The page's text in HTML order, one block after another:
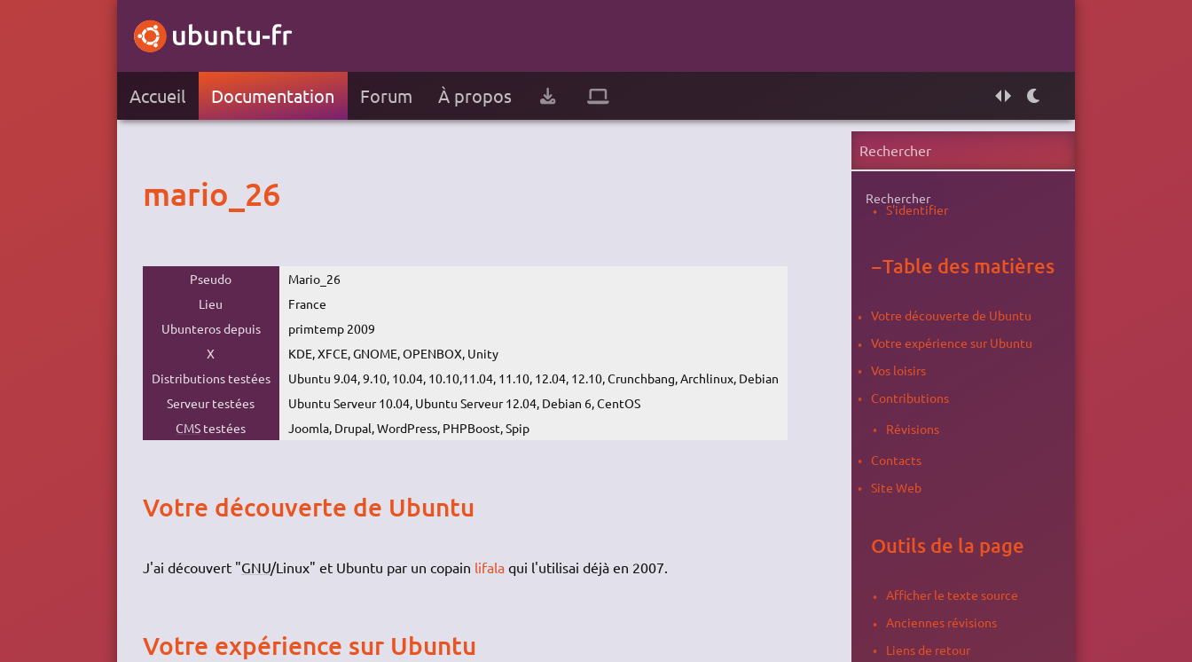
Accueil Documentation Forum À propos
mario_26
Pseudo
Mario_26
Lieu
France
Ubunteros depuis
primtemp 2009
X
KDE, XFCE, GNOME, OPENBOX, Unity
Distributions testées
Ubuntu 9.04, 9.10, 10.04, 10.10,11.04, 11.10, 12.04, 12.10, Crunchbang, Archlinux, Debian
Serveur testées
Ubuntu Serveur 10.04, Ubuntu Serveur 12.04, Debian 6, CentOS
CMS testées Joomla, Drupal, WordPress, PHPBoost, Spip
Votre découverte de Ubuntu
J'ai découvert "GNU/Linux" et Ubuntu par un copain lifalaqui l'utilisai déjà en 2007.
Votre expérience sur Ubuntu
Rechercher
S'identifier
−Table des matières
Votre découverte de Ubuntu
Votre expérience sur Ubuntu
Vos loisirs
Contributions
Révisions
Contacts
Site Web
Outils de la page
Afficher le texte source
Anciennes révisions
Liens de retour